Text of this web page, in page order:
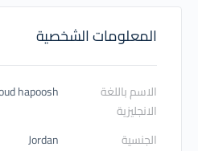
المعلومات الشخصية
الاسم باللغة
الانجليزية
hapoosh
الجنسية
Jordan